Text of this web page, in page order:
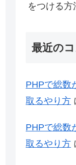
をつける方
最近の
PHPで総数
取るやり方
PHPで総数
取るやり方